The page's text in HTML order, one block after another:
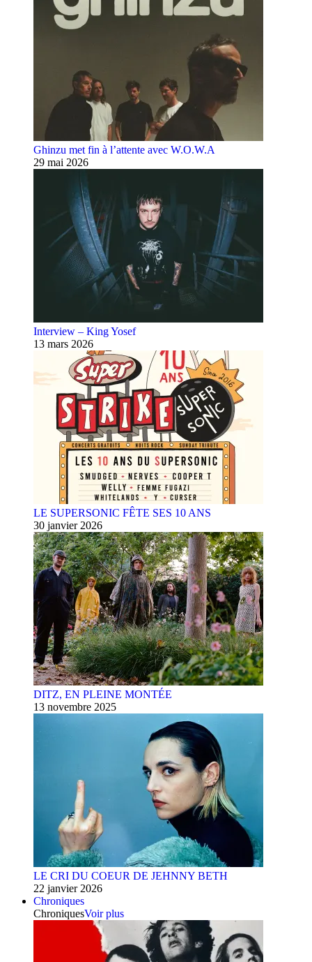
Ghinzu met fin à l’attente avec W.O.W.A
29 mai 2026
Interview – King Yosef
13 mars 2026
LE SUPERSONIC FÊTE SES 10 ANS
30 janvier 2026
DITZ, EN PLEINE MONTÉE
13 novembre 2025
LE CRI DU COEUR DE JEHNNY BETH
22 janvier 2026
Chroniques
ChroniquesVoir plus